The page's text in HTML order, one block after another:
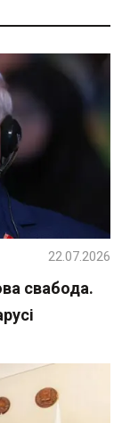
свабода.
22.07.2026